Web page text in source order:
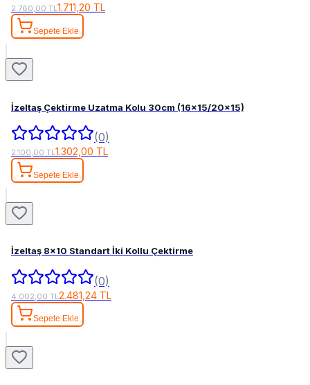
2.760,00 TL1.711,20 TL
Sepete Ekle
İzeltaş Çektirme Uzatma Kolu 30cm (16x15/20x15)
(0)
2.100,00 TL1.302,00 TL
Sepete Ekle
İzeltaş 8x10 Standart İki Kollu Çektirme
(0)
4.002,00 TL 2.481,24 TL
Sepete Ekle